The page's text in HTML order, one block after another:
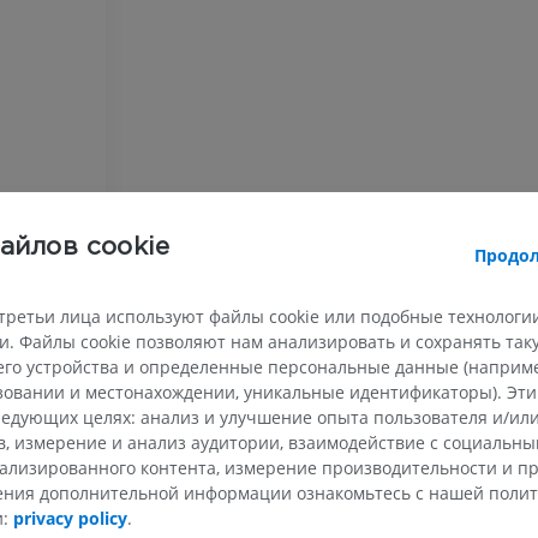
Верхняя конечность
ПРЕМИУМ
верхней конечности
Ангиография
БЕСПЛАТНО
Visible Human Project
Фотографии
ПРЕМИУМ
МРТ
ПРЕМИУМ
МРТ
стопы
MPT
ПРЕМИУМ
Lower limb
KT
cookie
лица используют файлы cookie или подобные
Файлы cookie позволяют нам анализировать и сохранять
устройства и определенные персональные данные
и местонахождении, уникальные идентификаторы).
целях: анализ и улучшение опыта пользователя и/
измерение и анализ аудитории, взаимодействие с
контента, измерение производительности и
дополнительной информации ознакомьтесь с нашей
privacy policy.